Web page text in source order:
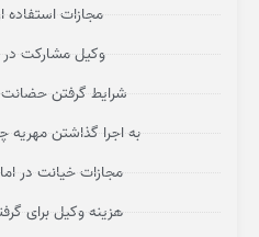
مجازات
وکیل مشارکت
شرایط گرفتن حضانت
به اجرا گذاشتن
مجازات خیانت در
هزینه وکیل برای